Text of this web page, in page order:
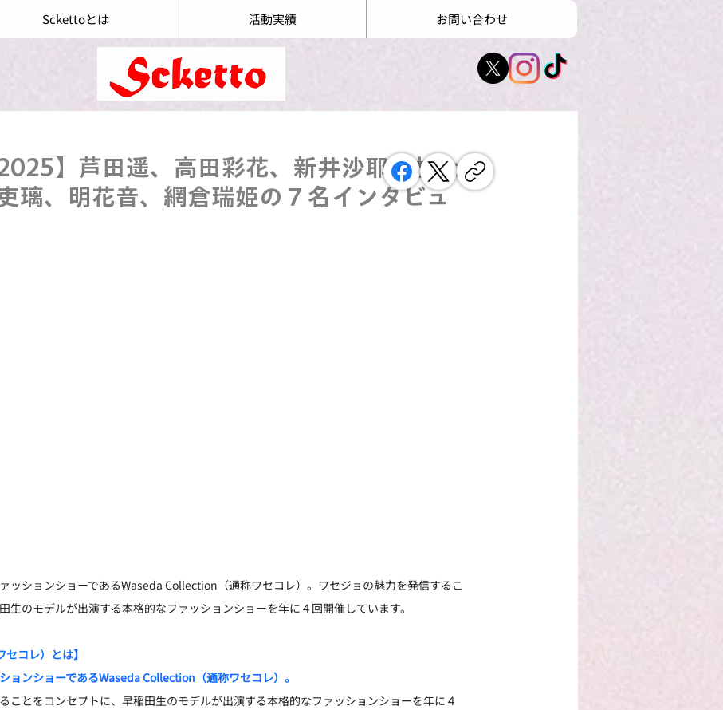
Sckettoとは 活動実績 お問い合わせ
】芦田遥、高田彩花、新井沙耶、村上
璃、明花音、網倉瑞姫の７名インタビュ
ッションショーであるWaseda Collection（通称ワセコレ）。ワセジョの魅力を発信するこ
生のモデルが出演する本格的なファッションショーを年に４回開催しています。
コレ）とは】
ョンショーであるWaseda Collection（通称ワセコレ）。
ことをコンセプトに、早稲田生のモデルが出演する本格的なファッションショーを年に４